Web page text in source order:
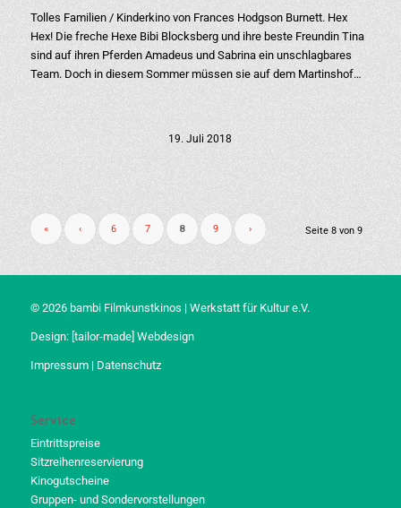
Tolles Familien / Kinderkino von Frances Hodgson Burnett. Hex
Hex! Die freche Hexe Bibi Blocksberg und ihre beste Freundin Tina
sind auf ihren Pferden Amadeus und Sabrina ein unschlagbares
Team. Doch in diesem Sommer müssen sie auf dem Martinshof…
19. Juli 2018
Seite 8 von 9
« ‹ 6 7 8 9 ›
© 2026 bambi Filmkunstkinos | Werkstatt für Kultur e.V.
Design: [tailor-made] Webdesign
Impressum| Datenschutz
Service
Eintrittspreise
Sitzreihenreservierung
Kinogutscheine
Gruppen- und Sondervorstellungen